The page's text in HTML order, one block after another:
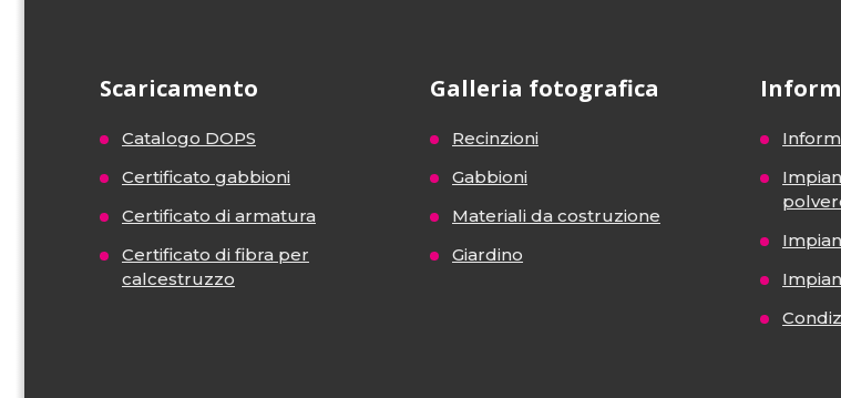
Scaricamento
Catalogo DOPS
Certificato gabbioni
Certificato di armatura
Certificato di fibra per
calcestruzzo
Galleria fotografica
Recinzioni
Gabbioni
Materiali da costruzione
Giardino